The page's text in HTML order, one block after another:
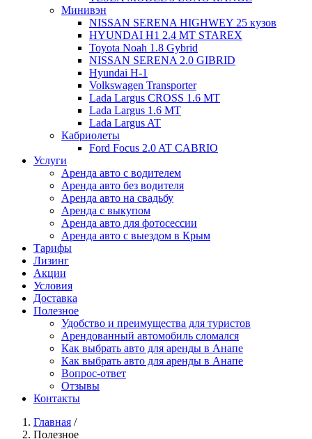
Минивэн
NISSAN SERENA HIGHWEY 25 кузов
HYUNDAI H1 2.4 MT STAREX
Toyota Noah 1.8 Gybrid
NISSAN SERENA 2.0 GIBRID
Hyundai H-1
Volkswagen Transporter
Lada Largus CROSS 1.6 MT
Lada Largus 1.6 MT
Lada Largus AT
Кабриолеты
Ford Focus 2.0 AT CABRIO
Услуги
Аренда авто с водителем
Аренда авто без водителя
Аренда авто на свадьбу
Аренда с выкупом
Аренда авто для фотосессии
Аренда авто с выездом в Крым
Тарифы
Лизинг
Акции
Условия
Доставка
Полезное
Удобство и преимущества для туристов
Арендованный автомобиль сломался
Как выбрать авто для аренды в Анапе
Как выбрать авто для аренды в Анапе
Вопрос-ответ
Отзывы
Контакты
Главная /
Полезное